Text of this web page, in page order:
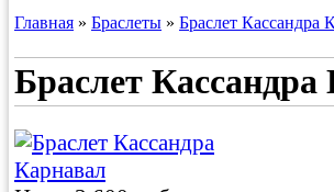
Главная » Браслеты » Браслет Кассандра
Браслет Кассандра